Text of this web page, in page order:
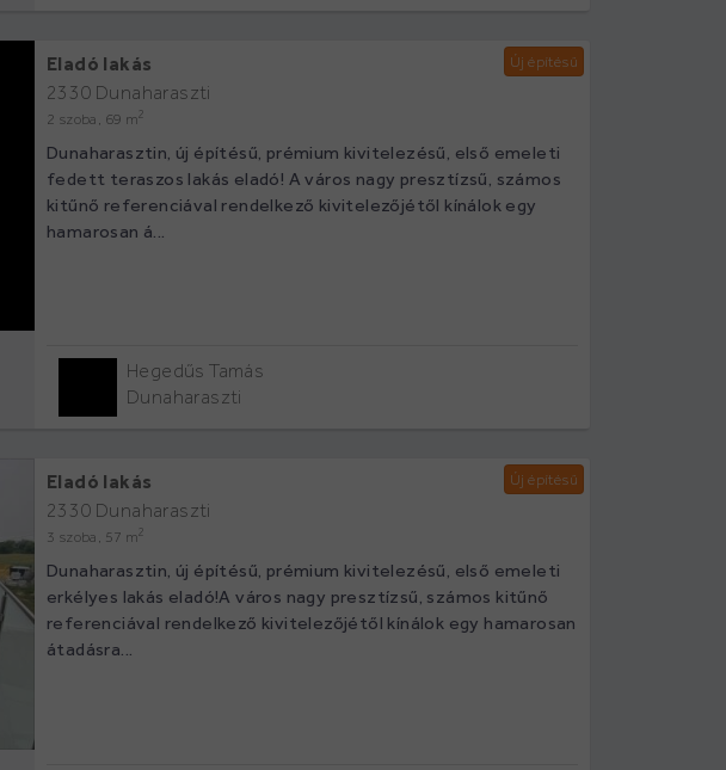
Eladó lakás
2330 Dunaharaszti
2 szoba, 69 m2
Dunaharasztin, új építésű, prémium kivitelezésű, első emeleti
fedett teraszos lakás eladó! A város nagy presztízsű, számos
kitűnő referenciával rendelkező kivitelezőjétől kínálok egy
hamarosan á...
Új építésű
Hegedűs Tamás
Dunaharaszti
Eladó lakás
2330 Dunaharaszti
3 szoba, 57 m2
Dunaharasztin, új építésű, prémium kivitelezésű, első emeleti
erkélyes lakás eladó!A város nagy presztízsű, számos kitűnő
referenciával rendelkező kivitelezőjétől kínálok egy hamarosan
átadásra...
Új építésű